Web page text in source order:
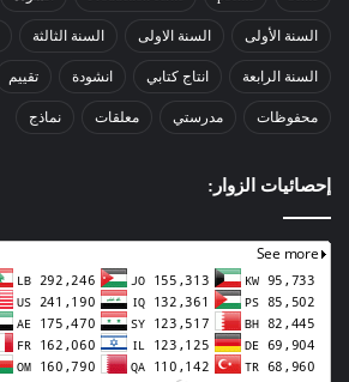
السنة الأولى السنة الاولى السنة الثالثة
السنة الرابعة انتاج كتابي انشودة تقييم
محفوظات مدرستي معلقات نماذج
إحصائيات الزوار: